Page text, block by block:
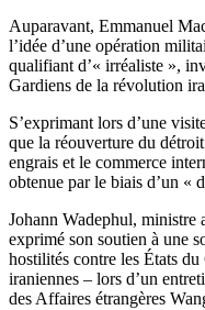
Auparavant, Emmanuel
l’idée d’une opération
qualifiant d’« irréaliste »,
Gardiens de la révolution
S’exprimant lors d’une
que la réouverture du
engrais et le commerce
obtenue par le biais d’un «
Johann Wadephul, ministre
exprimé son soutien à une
hostilités contre les États
iraniennes – lors d’un
des Affaires étrangères